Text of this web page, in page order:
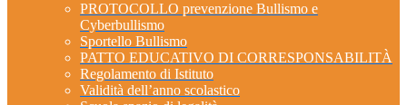
PROTOCOLLO prevenzione Bullismo e
Cyberbullismo
Sportello Bullismo
PATTO EDUCATIVO DI CORRESPONSABILITÀ
Regolamento di Istituto
Validità dell’anno scolastico